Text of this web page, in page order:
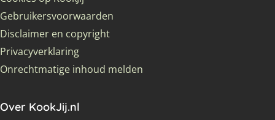
Gebruikersvoorwaarden
Disclaimer en copyright
Privacyverklaring
Onrechtmatige inhoud melden
Over KookJij.nl